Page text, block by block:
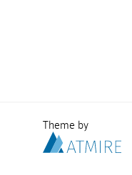
Theme by